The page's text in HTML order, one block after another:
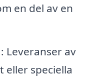
en del av en
Leveranser av
speciella